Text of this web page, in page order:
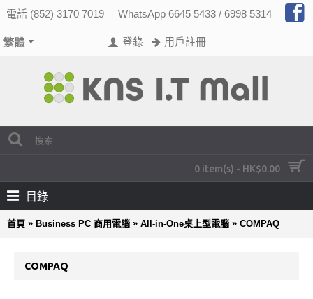
電話 (852) 3170 7019 WhatsApp 6645 5433 / 6998 5314
登錄 用戶註冊
0 item(s) - HK$0.00
目錄
首頁 » Business PC 商用電腦 » All-in-One桌上型電腦 » COMPAQ
COMPAQ